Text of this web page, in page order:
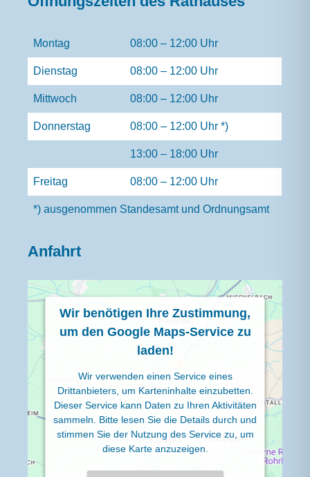
Montag 08:00 – 12:00 Uhr
Dienstag 08:00 – 12:00 Uhr
Mittwoch 08:00 – 12:00 Uhr
Donnerstag 08:00 – 12:00 Uhr *)
13:00 – 18:00 Uhr
Freitag 08:00 – 12:00 Uhr
*) ausgenommen Standesamt und Ordnungsamt
Anfahrt
Wir benötigen Ihre Zustimmung,
um den Google Maps-Service zu
laden!
Wir verwenden einen Service eines
Drittanbieters, um Karteninhalte einzubetten.
Dieser Service kann Daten zu Ihren Aktivitäten
sammeln. Bitte lesen Sie die Details durch und
stimmen Sie der Nutzung des Service zu, um
diese Karte anzuzeigen.